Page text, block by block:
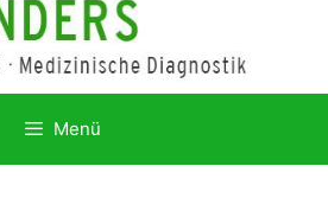
Menü